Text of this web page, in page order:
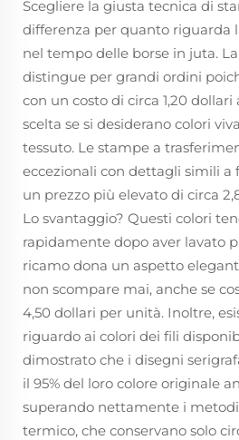
Scegliere la giusta tecnica di
differenza per quanto riguarda
nel tempo delle borse in juta.
distingue per grandi ordini
con un costo di circa 1,20
scelta se si desiderano colori
tessuto. Le stampe a
eccezionali con dettagli simili a
un prezzo più elevato di circa
Lo svantaggio? Questi colori
rapidamente dopo aver lavato
ricamo dona un aspetto
non scompare mai, anche se
4,50 dollari per unità. Inoltre,
riguardo ai colori dei fili
dimostrato che i disegni
il 95% del loro colore originale
superando nettamente i
termico, che conservano solo